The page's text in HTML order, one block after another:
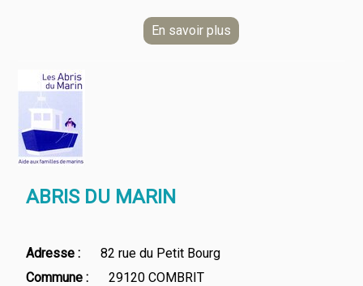
ABRIS DU MARIN
Adresse
82 rue du Petit Bourg
Commune
29120 COMBRIT